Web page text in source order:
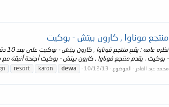
منتجع فوناوا , كارون بيتش - بوكيت
- بوكيت . يقدم منتجع فوناوا , كارون بيتش - بوكيت أجنحة أنيقة
محمد عبد القادر الموضوع 10/12/13
dewa
karon
resort